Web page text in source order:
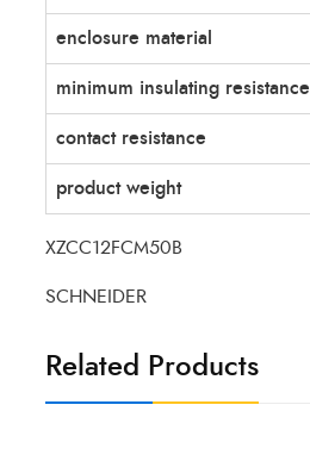
enclosure material
minimum insulating resistance
contact resistance
product weight
XZCC12FCM50B
SCHNEIDER
Related Products